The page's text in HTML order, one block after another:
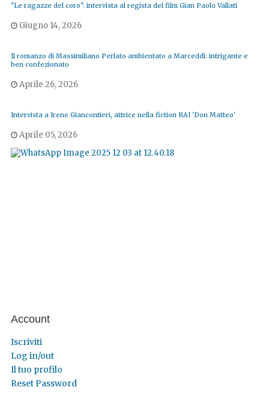
"Le ragazze del coro": intervista al regista del film Gian Paolo Vallati
Giugno 14, 2026
Il romanzo di Massimiliano Perlato ambientato a Marceddì: intrigante e
ben confezionato
Aprile 26, 2026
Intervista a Irene Giancontieri, attrice nella fiction RAI 'Don Matteo'
Aprile 05, 2026
Account
Iscriviti
Log in/out
Il tuo profilo
Reset Password